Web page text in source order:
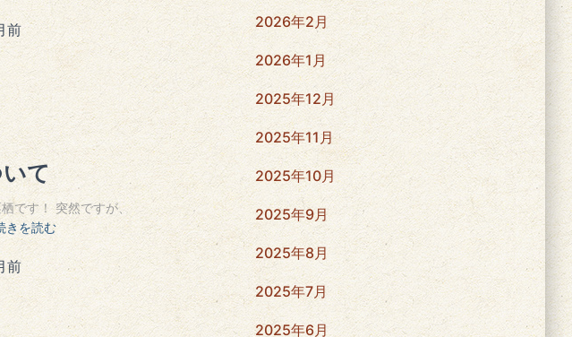
前
て
です！ 突然ですが、
きを読む
前
2026年2月
2026年1月
2025年12月
2025年11月
2025年10月
2025年9月
2025年8月
2025年7月
2025年6月